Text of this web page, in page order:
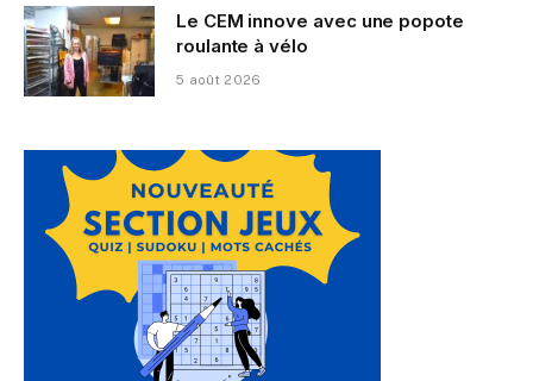
Le CEM innove avec une popote
roulante à vélo
5 août 2026